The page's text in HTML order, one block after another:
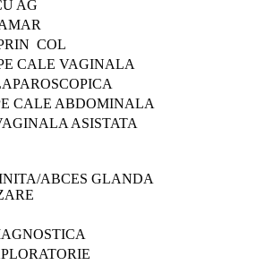
AG
COL
CALE VAGINALA
CALE ABDOMINALA
ASISTATA
ABCES GLANDA